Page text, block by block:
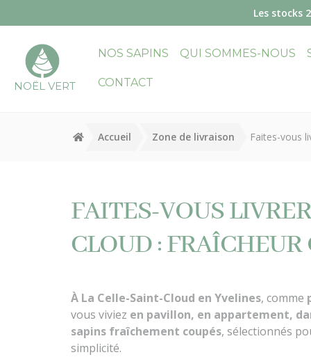
Les stocks
NOËL VERT
NOS SAPINS QUI SOMMES-NOUS
CONTACT
Accueil Zone de livraison Faites-vous
FAITES-VOUS
CLOUD :
À La Celle-Saint-Cloud en Yvelines, comme
vous viviez en pavillon, en appartement,
sapins fraîchement coupés, sélectionnés
simplicité.